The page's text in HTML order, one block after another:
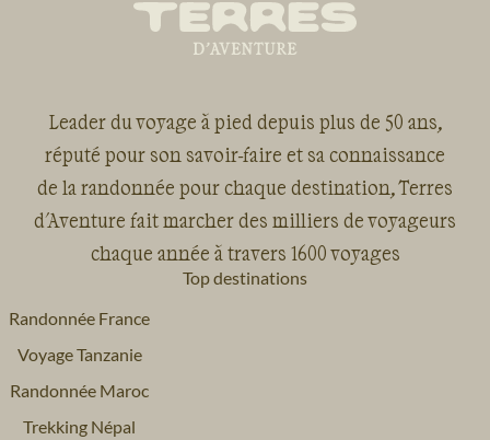
Leader du voyage à pied depuis plus de 50 ans,
réputé pour son savoir-faire et sa connaissance
de la randonnée pour chaque destination, Terres
d'Aventure fait marcher des milliers de voyageurs
chaque année à travers 1600 voyages
Top destinations
Randonnée France
Voyage Tanzanie
Randonnée Maroc
Trekking Népal